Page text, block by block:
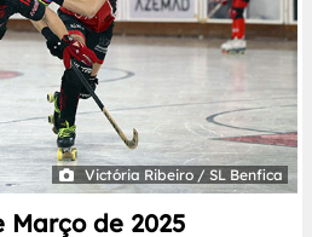
Victória Ribeiro / SL Benfica
Março de 2025